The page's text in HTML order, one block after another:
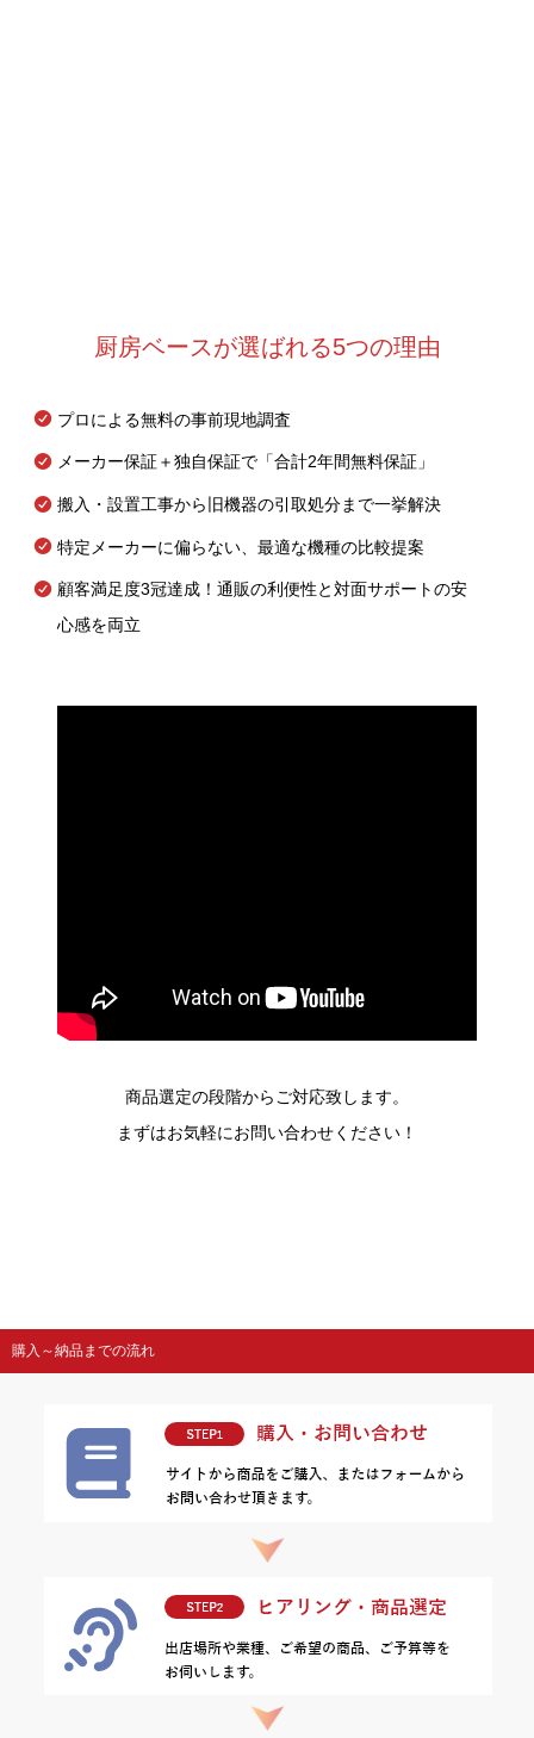
厨房ベースが選ばれる5つの理由
プロによる無料の事前現地調査
メーカー保証＋独自保証で「合計2年間無料保証」
搬入・設置工事から旧機器の引取処分まで一挙解決
特定メーカーに偏らない、最適な機種の比較提案
顧客満足度3冠達成！通販の利便性と対面サポートの安
心感を両立
商品選定の段階からご対応致します。
まずはお気軽にお問い合わせください！
購入～納品までの流れ